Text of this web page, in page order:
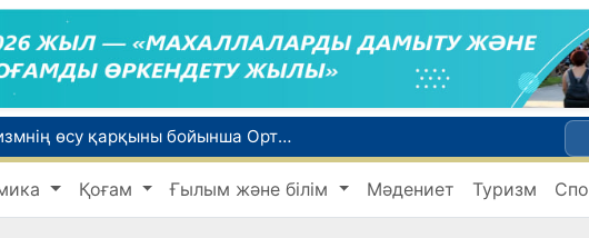
WTTC есебінде Өзбекстан туризмнің өсу қарқыны бойынша Орталық Азияда бірінші орынға шықты
Мүмкіндігі шектеулі талапкерлерге қабылдау емтихандарында қосымша уақыт беріледі
тікелей жүк пойызы жөнелтілді
Қоғам Ғылым және білім Мәдениет Туризм